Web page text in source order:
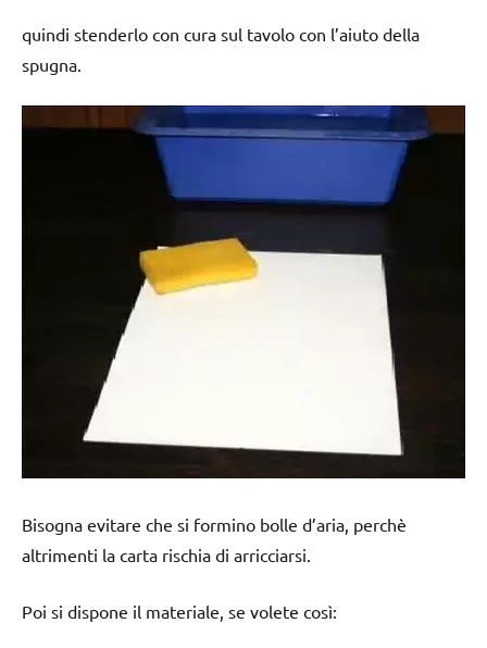
quindi stenderlo con cura sul tavolo con l’aiuto della
spugna.
Bisogna evitare che si formino bolle d’aria, perchè
altrimenti la carta rischia di arricciarsi.
Poi si dispone il materiale, se volete così: